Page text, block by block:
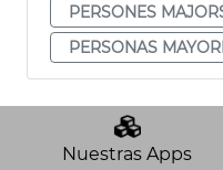
PERSONES
PERSONAS
Nuestras Apps